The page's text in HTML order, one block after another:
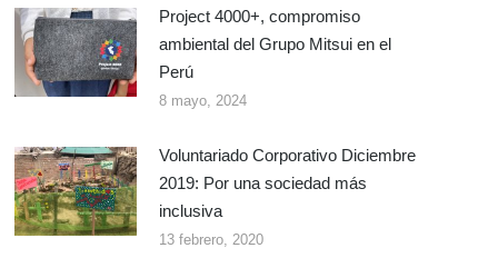
Project 4000+, compromiso
ambiental del Grupo Mitsui en el
Perú
8 mayo, 2024
Voluntariado Corporativo Diciembre
2019: Por una sociedad más
inclusiva
13 febrero, 2020